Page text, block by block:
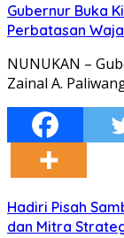
Gubernur Buka
Perbatasan
NUNUKAN –
Zainal A.
Hadiri Pisah
dan Mitra